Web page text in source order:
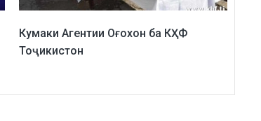
Кумаки Агентии Оғохон ба КҲФ
Тоҷикистон